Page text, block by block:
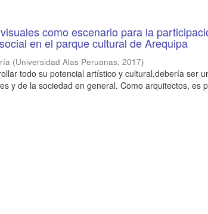
como escenario para la
en el parque cultural de Arequipa
(Universidad Alas Peruanas,2017)
todo su potencial artístico y cultural,debería ser
y de la sociedad en general. Como arquitectos, es